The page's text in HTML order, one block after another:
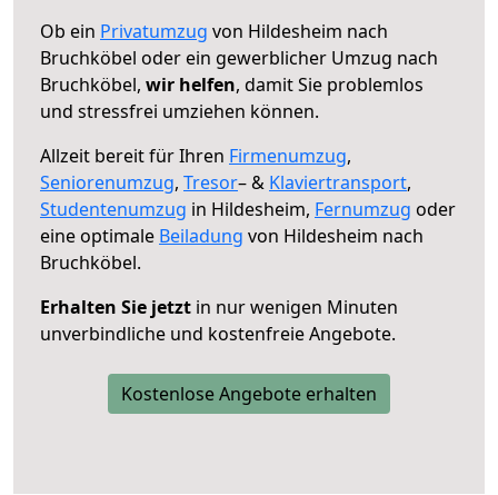
Ob ein Privatumzug von Hildesheim nach
Bruchköbel oder ein gewerblicher Umzug nach
Bruchköbel, wir helfen, damit Sie problemlos
und stressfrei umziehen können.
Allzeit bereit für Ihren Firmenumzug,
Seniorenumzug, Tresor– & Klaviertransport,
Studentenumzug in Hildesheim, Fernumzug oder
eine optimale Beiladung von Hildesheim nach
Bruchköbel.
Erhalten Sie jetzt in nur wenigen Minuten
unverbindliche und kostenfreie Angebote.
Kostenlose Angebote erhalten